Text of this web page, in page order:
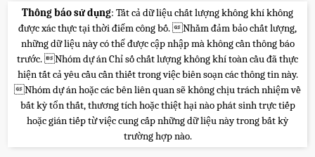
Thông báo sử dụng: Tất cả dữ liệu chất lượng không khí không
được xác thực tại thời điểm công bố. Nhằm đảm bảo chất lượng,
những dữ liệu này có thể được cập nhập mà không cần thông báo
trước. Nhóm dự án Chỉ số chất lượng không khí toàn cầu đã thực
hiện tất cả yêu cầu cần thiết trong việc biên soạn các thông tin này.
Nhóm dự án hoặc các bên liên quan sẽ không chịu trách nhiệm về
bất kỳ tổn thất, thương tích hoặc thiệt hại nào phát sinh trực tiếp
hoặc gián tiếp từ việc cung cấp những dữ liệu này trong bất kỳ
trường hợp nào.